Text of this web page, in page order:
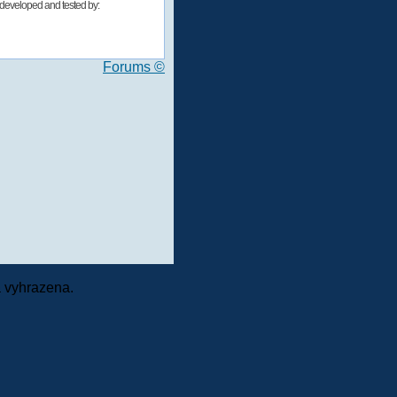
and tested by:
Forums ©
vyhrazena.